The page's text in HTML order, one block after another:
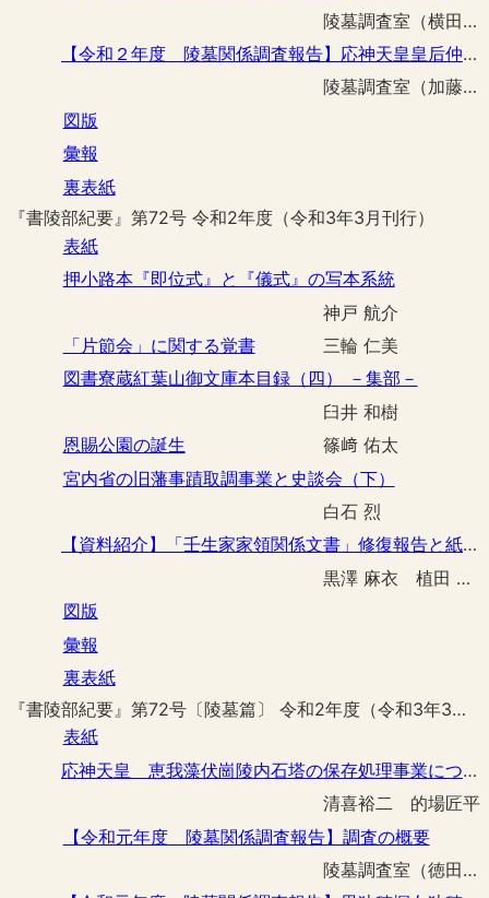
陵墓調査室（横田 真吾）
【令和２年度 陵墓関係調査報告】応神天皇皇后仲姫命 仲津山陵駐車場整備工事に伴う立会調査
陵墓調査室（加藤 一郎）
図版
彙報
裏表紙
『書陵部紀要』第72号 令和2年度（令和3年3月刊行）
表紙
押小路本『即位式』と『儀式』の写本系統
神戸 航介
「片節会」に関する覚書
三輪 仁美
図書寮蔵紅葉山御文庫本目録（四） －集部－
臼井 和樹
恩賜公園の誕生
篠﨑 佑太
宮内省の旧藩事蹟取調事業と史談会（下）
白石 烈
【資料紹介】「壬生家家領関係文書」修復報告と紙背文書等の紹介
黒澤 麻衣 植田 真平
図版
彙報
裏表紙
『書陵部紀要』第72号〔陵墓篇〕 令和2年度（令和3年3月刊行）
表紙
応神天皇 恵我藻伏崗陵内石塔の保存処理事業について
清喜裕二 的場匠平
【令和元年度 陵墓関係調査報告】調査の概要
陵墓調査室（徳田 誠志）